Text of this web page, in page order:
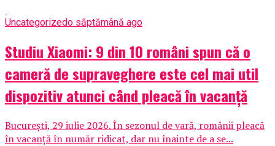
Uncategorizedo săptămână ago
Studiu Xiaomi: 9 din 10 români spun că o
cameră de supraveghere este cel mai util
dispozitiv atunci când pleacă în vacanță
București, 29 iulie 2026. În sezonul de vară, românii pleacă
în vacanță în număr ridicat, dar nu înainte de a se...